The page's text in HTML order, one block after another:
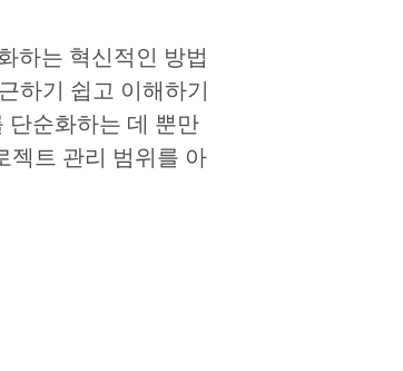
하는 혁신적인 방법
하기 쉽고 이해하기
단순화하는 데 뿐만
젝트 관리 범위를 아